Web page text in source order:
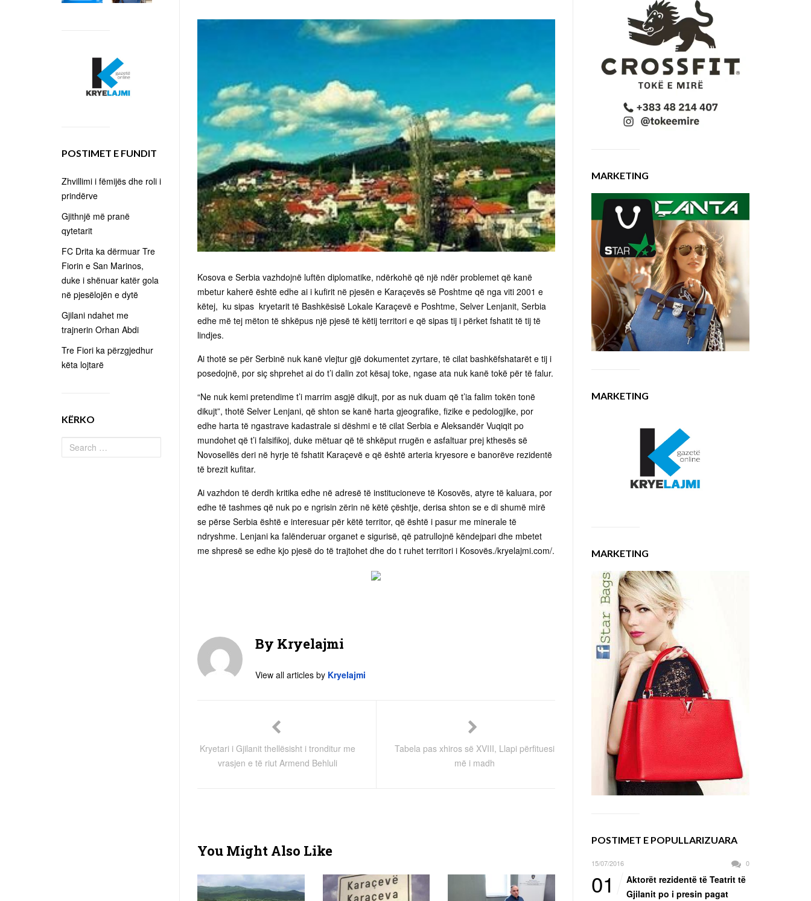
Kosova e Serbia vazhdojnë luftën diplomatike, ndërkohë që një ndër problemet që kanë
mbetur kaherë është edhe ai i kufirit në pjesën e Karaçevës së Poshtme që nga viti 2001 e
këtej, ku sipas kryetarit të Bashkësisë Lokale Karaçevë e Poshtme, Selver Lenjanit, Serbia
edhe më tej mëton të shkëpus një pjesë të këtij territori e që sipas tij i përket fshatit të tij të
lindjes.
Ai thotë se për Serbinë nuk kanë vlejtur gjë dokumentet zyrtare, të cilat bashkëfshatarët e tij i
posedojnë, por siç shprehet ai do t’i dalin zot kësaj toke, ngase ata nuk kanë tokë për të falur.
“Ne nuk kemi pretendime t’i marrim asgjë dikujt, por as nuk duam që t’ia falim tokën tonë
dikujt”, thotë Selver Lenjani, që shton se kanë harta gjeografike, fizike e pedologjike, por
edhe harta të ngastrave kadastrale si dëshmi e të cilat Serbia e Aleksandër Vuqiqit po
mundohet që t’i falsifikoj, duke mëtuar që të shkëput rrugën e asfaltuar prej kthesës së
Novosellës deri në hyrje të fshatit Karaçevë e që është arteria kryesore e banorëve rezidentë
të brezit kufitar.
Ai vazhdon të derdh kritika edhe në adresë të institucioneve të Kosovës, atyre të kaluara, por
edhe të tashmes që nuk po e ngrisin zërin në këtë çështje, derisa shton se e di shumë mirë
se përse Serbia është e interesuar për këtë territor, që është i pasur me minerale të
ndryshme. Lenjani ka falënderuar organet e sigurisë, që patrullojnë këndejpari dhe mbetet
me shpresë se edhe kjo pjesë do të trajtohet dhe do t ruhet territori i Kosovës./kryelajmi.com/.
By Kryelajmi
View all articles by Kryelajmi
Kryetari i Gjilanit thellësisht i tronditur me
vrasjen e të riut Armend Behluli
Tabela pas xhiros së XVIII, Llapi përfituesi
më i madh
You Might Also Like
MARKETING
MARKETING
MARKETING
POSTIMET E POPULLARIZUARA
15/07/2016 0
01
Aktorët rezidentë të Teatrit të
Gjilanit po i presin pagat
POSTIMET E FUNDIT
Zhvillimi i fëmijës dhe roli i
prindërve
Gjithnjë më pranë
qytetarit
FC Drita ka dërmuar Tre
Fiorin e San Marinos,
duke i shënuar katër gola
në pjesëlojën e dytë
Gjilani ndahet me
trajnerin Orhan Abdi
Tre Fiori ka përzgjedhur
këta lojtarë
KËRKO